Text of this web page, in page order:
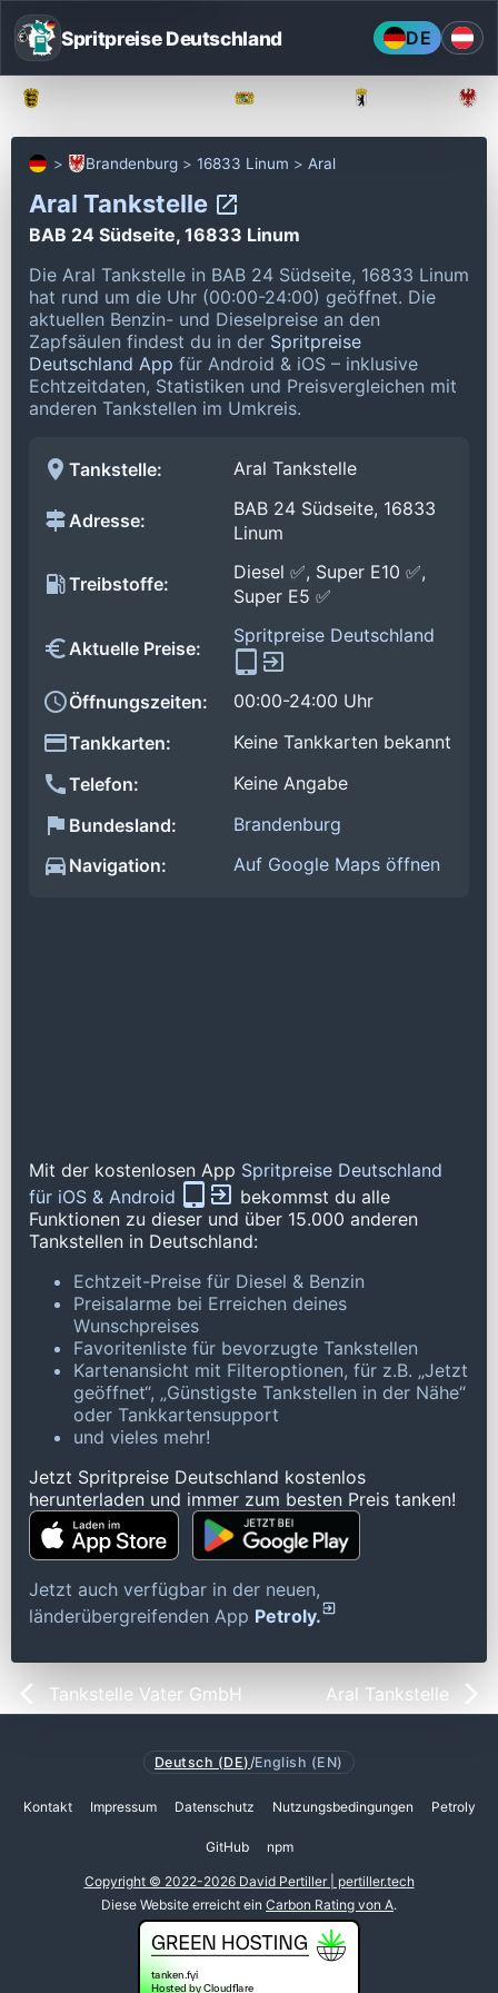
Spritpreise Deutschland DE
Brandenburg 16833 Linum Aral
Aral Tankstelle
BAB 24 Südseite, 16833 Linum
Die Aral Tankstelle in BAB 24 Südseite, 16833 Linum
hat rund um die Uhr (00:00-24:00) geöffnet. Die
aktuellen Benzin- und Dieselpreise an den
Zapfsäulen findest du in der Spritpreise
Deutschland App für Android & iOS – inklusive
Echtzeitdaten, Statistiken und Preisvergleichen mit
anderen Tankstellen im Umkreis.
Tankstelle: Aral Tankstelle
Adresse:
BAB 24 Südseite, 16833
Linum
Treibstoffe:
Diesel ✅, Super E10 ✅,
Super E5 ✅
Aktuelle Preise:
Spritpreise Deutschland
Öffnungszeiten:
00:00-24:00 Uhr
Tankkarten:
Keine Tankkarten bekannt
Telefon:
Keine Angabe
Bundesland:
Brandenburg
Navigation:
Auf Google Maps öffnen
Mit der kostenlosen App Spritpreise Deutschland
für iOS & Android
bekommst du alle
Funktionen zu dieser und über 15.000 anderen
Tankstellen in Deutschland:
Echtzeit-Preise für Diesel & Benzin
Preisalarme bei Erreichen deines
Wunschpreises
Favoritenliste für bevorzugte Tankstellen
Kartenansicht mit Filteroptionen, für z.B. „Jetzt
geöffnet“, „Günstigste Tankstellen in der Nähe“
oder Tankkartensupport
und vieles mehr!
Jetzt Spritpreise Deutschland kostenlos
herunterladen und immer zum besten Preis tanken!
Jetzt auch verfügbar in der neuen,
länderübergreifenden App Petroly.
Tankstelle Vater GmbH Aral Tankstelle
Deutsch (DE) /English (EN)
Kontakt Impressum Datenschutz Nutzungsbedingungen Petroly
GitHub npm
Copyright © 2022-2026 David Pertiller | pertiller.tech
Diese Website erreicht ein Carbon Rating von A.